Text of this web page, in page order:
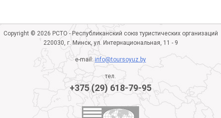
Copyright © 2026 РСТО - Республиканский союз туристических организаций
220030, г. Минск, ул. Интернациональная, 11 - 9
e-mail:info@toursoyuz.by
тел.
+375 (29) 618-79-95